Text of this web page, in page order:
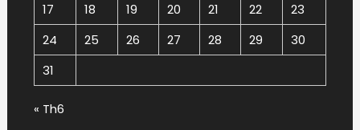
17
18 19 20 21 22
23
24
25 26 27 28 29
30
31
« Th6